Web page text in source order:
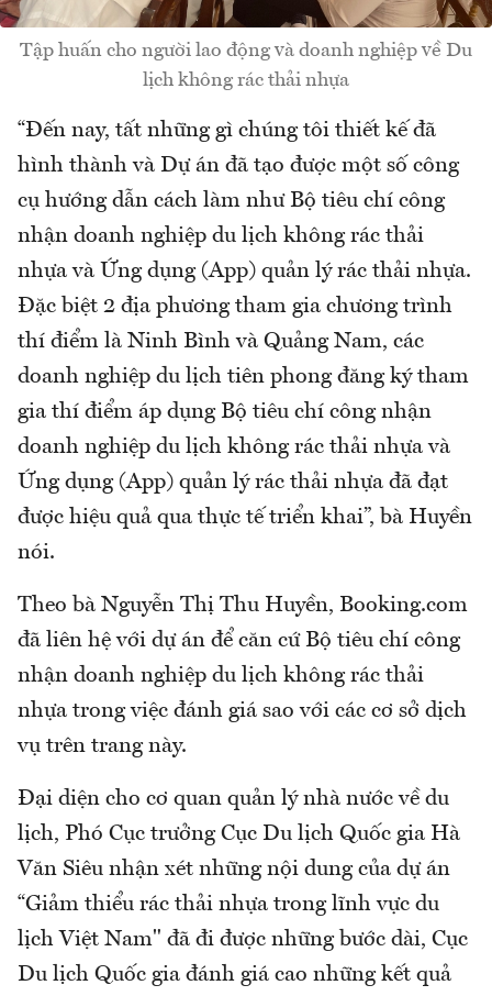
Tập huấn cho người lao động và doanh nghiệp về Du
lịch không rác thải nhựa
“Đến nay, tất những gì chúng tôi thiết kế đã
hình thành và Dự án đã tạo được một số công
cụ hướng dẫn cách làm như Bộ tiêu chí công
nhận doanh nghiệp du lịch không rác thải
nhựa và Ứng dụng (App) quản lý rác thải nhựa.
Đặc biệt 2 địa phương tham gia chương trình
thí điểm là Ninh Bình và Quảng Nam, các
doanh nghiệp du lịch tiên phong đăng ký tham
gia thí điểm áp dụng Bộ tiêu chí công nhận
doanh nghiệp du lịch không rác thải nhựa và
Ứng dụng (App) quản lý rác thải nhựa đã đạt
được hiệu quả qua thực tế triển khai”, bà Huyền
nói.
Theo bà Nguyễn Thị Thu Huyền, Booking.com
đã liên hệ với dự án để căn cứ Bộ tiêu chí công
nhận doanh nghiệp du lịch không rác thải
nhựa trong việc đánh giá sao với các cơ sở dịch
vụ trên trang này.
Đại diện cho cơ quan quản lý nhà nước về du
lịch, Phó Cục trưởng Cục Du lịch Quốc gia Hà
Văn Siêu nhận xét những nội dung của dự án
“Giảm thiểu rác thải nhựa trong lĩnh vực du
lịch Việt Nam" đã đi được những bước dài, Cục
Du lịch Quốc gia đánh giá cao những kết quả